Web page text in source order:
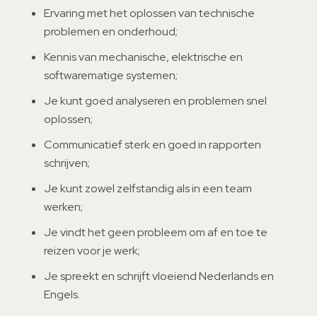
Ervaring met het oplossen van technische
problemen en onderhoud;
Kennis van mechanische, elektrische en
softwarematige systemen;
Je kunt goed analyseren en problemen snel
oplossen;
Communicatief sterk en goed in rapporten
schrijven;
Je kunt zowel zelfstandig als in een team
werken;
Je vindt het geen probleem om af en toe te
reizen voor je werk;
Je spreekt en schrijft vloeiend Nederlands en
Engels.